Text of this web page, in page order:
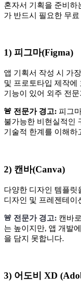
혼자서 기획을 준비하
가 반드시 필요한 무
1) 피그마(Figma)
앱 기획서 작성 시 가
및 프로토타입 제작에
기능이 있어 외주 전
🚨 전문가 경고: 피그
불가능한 비현실적인
기술적 한계를 이해하
2) 캔바(Canva)
다양한 디자인 템플릿
디자인 및 프레젠테이
🚨 전문가 경고: 캔바
는 높이지만, 앱 개발
을 담지 못합니다.
3) 어도비 XD